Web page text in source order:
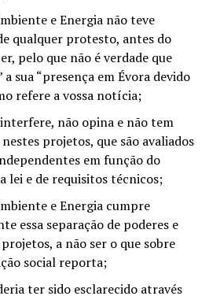
e Energia não teve
qualquer protesto, antes do
pelo que não é verdade que
a sua “presença em Évora devido
refere a vossa notícia;
não opina e não tem
projetos, que são avaliados
em função do
lei e de requisitos técnicos;
e Energia cumpre
essa separação de poderes e
a não ser o que sobre
social reporta;
ter sido esclarecido através